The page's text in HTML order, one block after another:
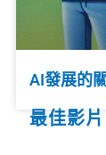
AI發展的
最佳影片